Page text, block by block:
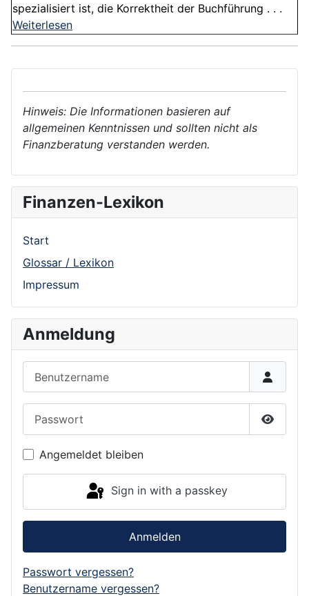
spezialisiert ist, die Korrektheit der Buchführung . . .
Weiterlesen
Hinweis: Die Informationen basieren auf
allgemeinen Kenntnissen und sollten nicht als
Finanzberatung verstanden werden.
Finanzen-Lexikon
Start
Glossar / Lexikon
Impressum
Anmeldung
Show
Angemeldet bleiben
Sign in with a passkey
Anmelden
Passwort vergessen?
Benutzername vergessen?